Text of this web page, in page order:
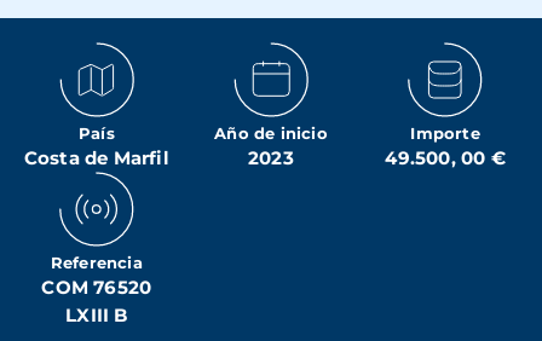
País
Costa de Marfil
Año de inicio
2023
Importe
49.500, 00 €
Referencia
COM 76520
LXIII B